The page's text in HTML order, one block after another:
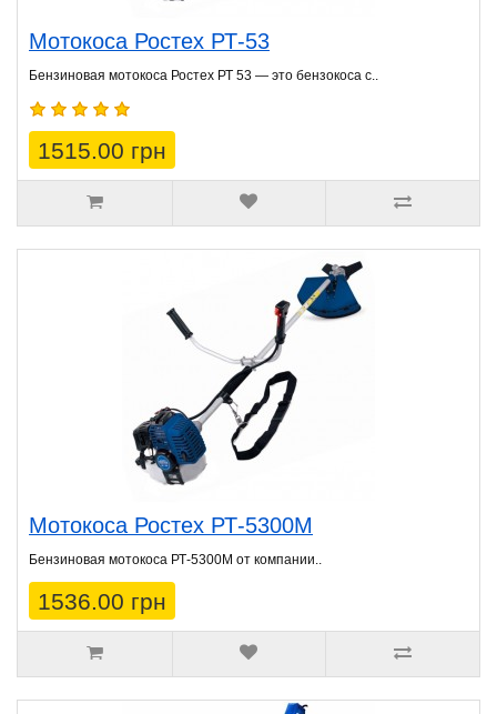
Мотокоса Ростех РТ-53
Бензиновая мотокоса Ростех РТ 53 — это бензокоса с..
1515.00 грн
Мотокоса Ростех РТ-5300М
Бензиновая мотокоса РТ-5300М от компании..
1536.00 грн